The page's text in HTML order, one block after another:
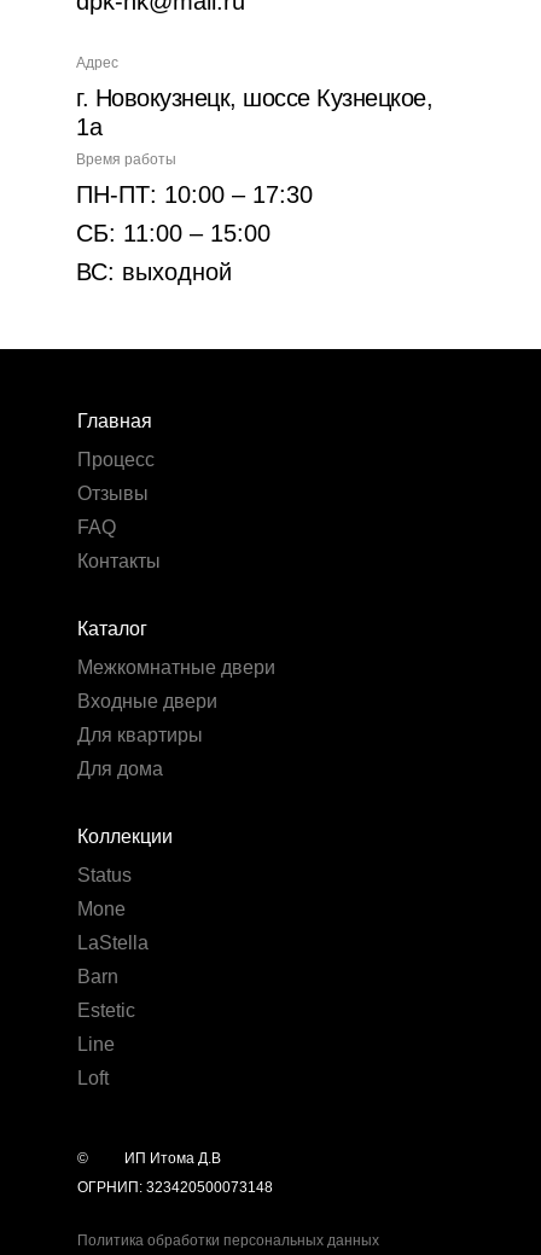
Время работы
ПН-ПТ: 10:00 – 17:30
СБ: 11:00 – 15:00
ВС: выходной
Адрес
г. Новокузнецк, шоссе Кузнецкое,
1а
Коллекции
Status
Mone
LaStella
Barn
Estetic
Line
Loft
Каталог
Межкомнатные двери
Входные двери
Для квартиры
Для дома
Главная
Процесс
Отзывы
FAQ
Контакты
©
ИП Итома Д.В
ОГРНИП: 323420500073148
Политика обработки персональных данных